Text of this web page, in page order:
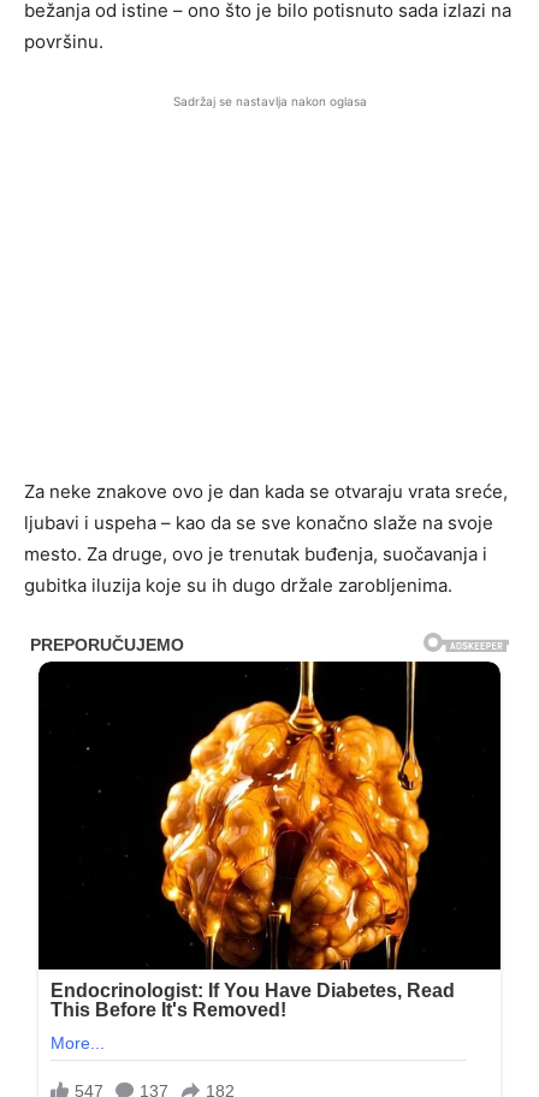
bežanja od istine – ono što je bilo potisnuto sada izlazi na
površinu.
Sadržaj se nastavlja nakon oglasa
Za neke znakove ovo je dan kada se otvaraju vrata sreće,
ljubavi i uspeha – kao da se sve konačno slaže na svoje
mesto. Za druge, ovo je trenutak buđenja, suočavanja i
gubitka iluzija koje su ih dugo držale zarobljenima.